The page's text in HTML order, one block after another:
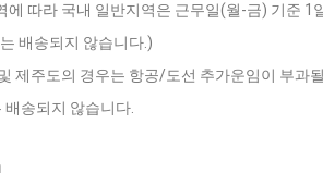
에 따라 국내 일반지역은 근무일(월-금) 기준
배송되지 않습니다.)
제주도의 경우는 항공/도선 추가운임이 부과
송되지 않습니다.